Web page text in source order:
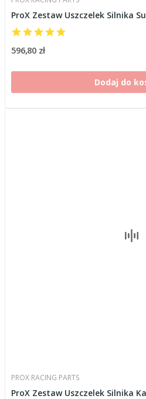
ProX Zestaw Uszczelek Silnika
596,80 zł
Dodaj do
PROX RACING PARTS
ProX Zestaw Uszczelek Silnika